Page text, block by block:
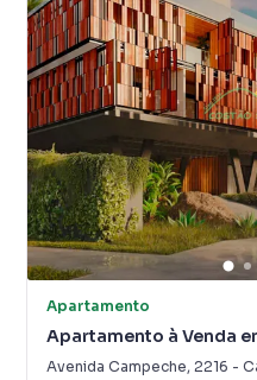
Apartamento
Apartamento à Venda
Avenida Campeche, 2216 -